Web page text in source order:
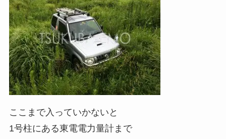
ここまで入っていかないと
1号柱にある東電電力量計まで